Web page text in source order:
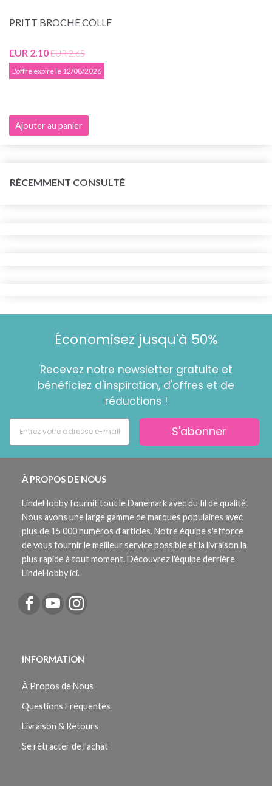
PRITT BROCHE COLLE
EUR 2.10EUR 2.65
L'offre expire le 12/08/2026
Ajouter au panier
RÉCEMMENT CONSULTÉ
Économisez jusqu'à 50%
Recevez notre newsletter gratuite et
bénéficiez d'inspiration, d'offres et de
réductions !
S'abonner
À PROPOS DE NOUS
LindeHobby fournit tout le Danemark avec du fil de qualité.
Nous avons une large gamme de marques populaires avec
plus de 15 000 numéros d'articles. Notre équipe s'efforce
de vous fournir le meilleur service possible et la livraison la
plus rapide à tout moment. Découvrez l'équipe derrière
LindeHobby ici.
INFORMATION
À Propos de Nous
Questions Fréquentes
Livraison & Retours
Se rétracter de l’achat